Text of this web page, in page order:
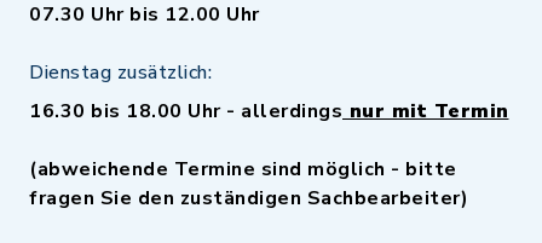
07.30 Uhr bis 12.00 Uhr
Dienstag zusätzlich:
16.30 bis 18.00 Uhr - allerdings nur mit Termin
(abweichende Termine sind möglich - bitte
fragen Sie den zuständigen Sachbearbeiter)